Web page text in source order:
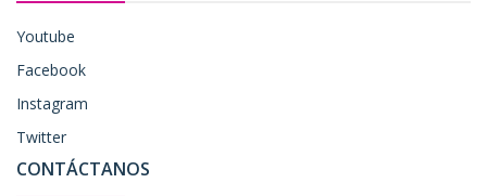
Youtube
Facebook
Instagram
Twitter
CONTÁCTANOS